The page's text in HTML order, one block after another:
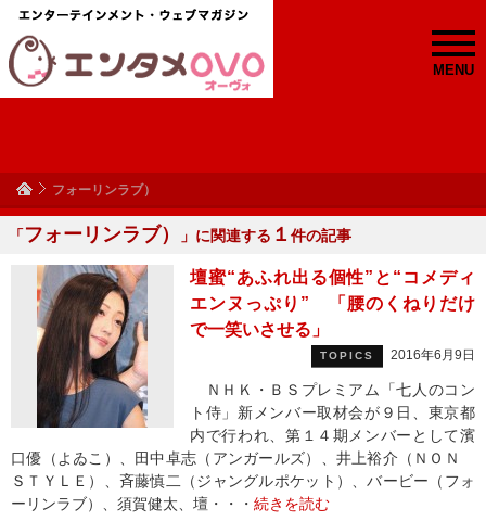
MENU
フォーリンラブ）
「フォーリンラブ） 」に関連する １ 件の記事
壇蜜“あふれ出る個性”と“コメディ
エンヌっぷり” 「腰のくねりだけ
で一笑いさせる」
TOPICS 2016年6月9日
ＮＨＫ・ＢＳプレミアム「七人のコン
ト侍」新メンバー取材会が９日、東京都
内で行われ、第１４期メンバーとして濱
口優（よゐこ）、田中卓志（アンガールズ）、井上裕介（ＮＯＮ
ＳＴＹＬＥ）、斉藤慎二（ジャングルポケット）、バービー（フォ
ーリンラブ）、須賀健太、壇・・・ 続きを読む